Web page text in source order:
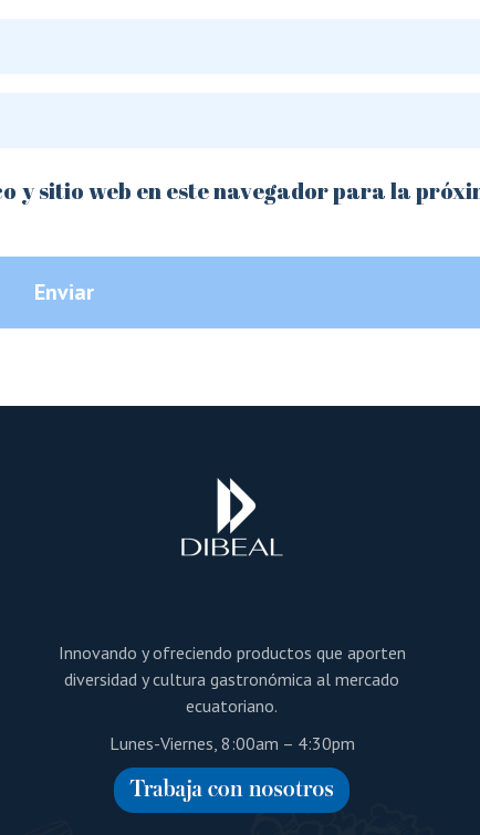
sitio web en este navegador para la
Enviar
Innovando y ofreciendo productos que aporten
diversidad y cultura gastronómica al mercado
ecuatoriano.
Lunes-Viernes, 8:00am – 4:30pm